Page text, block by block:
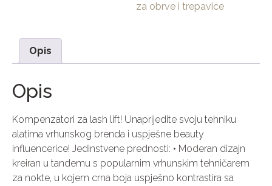
za obrve i trepavice
Opis
Opis
Kompenzatori za lash lift! Unaprijedite svoju tehniku ​​
alatima vrhunskog brenda i uspješne beauty
influencerice! Jedinstvene prednosti: • Moderan dizajn
kreiran u tandemu s popularnim vrhunskim tehničarem
za nokte, u kojem crna boja uspješno kontrastira sa